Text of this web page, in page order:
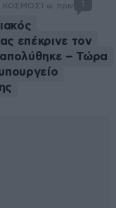
ΚΟΣΜΟΣ 1 ω. πριν
επέκρινε τον
απολύθηκε – Τώρα